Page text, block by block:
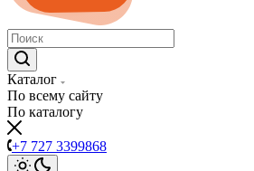
Каталог
По всему сайту
По каталогу
+7 727 3399868